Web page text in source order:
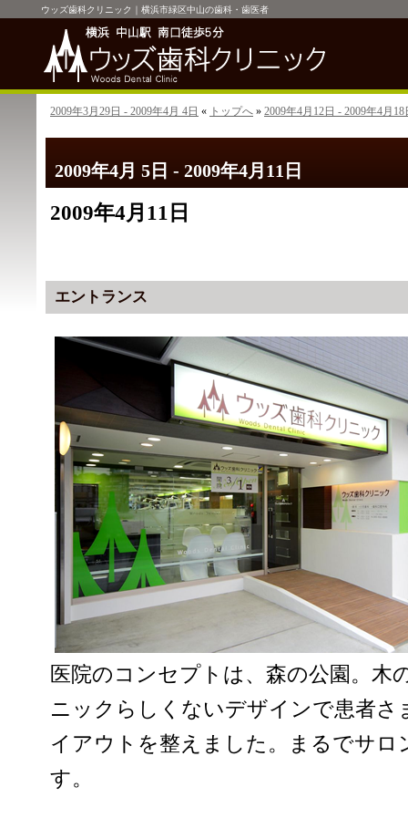
2009年4月 5日 - 2009年4月11日
ウッズ歯科クリニック｜横浜市緑区中山の歯科・歯医者
2009年3月29日 - 2009年4月 4日 « トップへ » 2009年4月12日 - 2009年4月18
2009年4月11日
エントランス
医院のコンセプトは、森の公園。木
ニックらしくないデザインで患者さ
イアウトを整えました。まるでサロ
す。